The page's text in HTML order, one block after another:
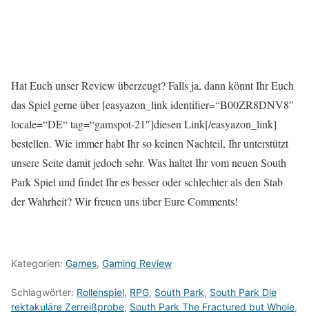
Hat Euch unser Review überzeugt? Falls ja, dann könnt Ihr Euch
das Spiel gerne über [easyazon_link identifier=“B00ZR8DNV8″
locale=“DE“ tag=“gamspot-21″]diesen Link[/easyazon_link]
bestellen. Wie immer habt Ihr so keinen Nachteil, Ihr unterstützt
unsere Seite damit jedoch sehr. Was haltet Ihr vom neuen South
Park Spiel und findet Ihr es besser oder schlechter als den Stab
der Wahrheit? Wir freuen uns über Eure Comments!
Kategorien: Games, Gaming Review
Schlagwörter: Rollenspiel, RPG, South Park, South Park Die
rektakuläre Zerreißprobe, South Park The Fractured but Whole,